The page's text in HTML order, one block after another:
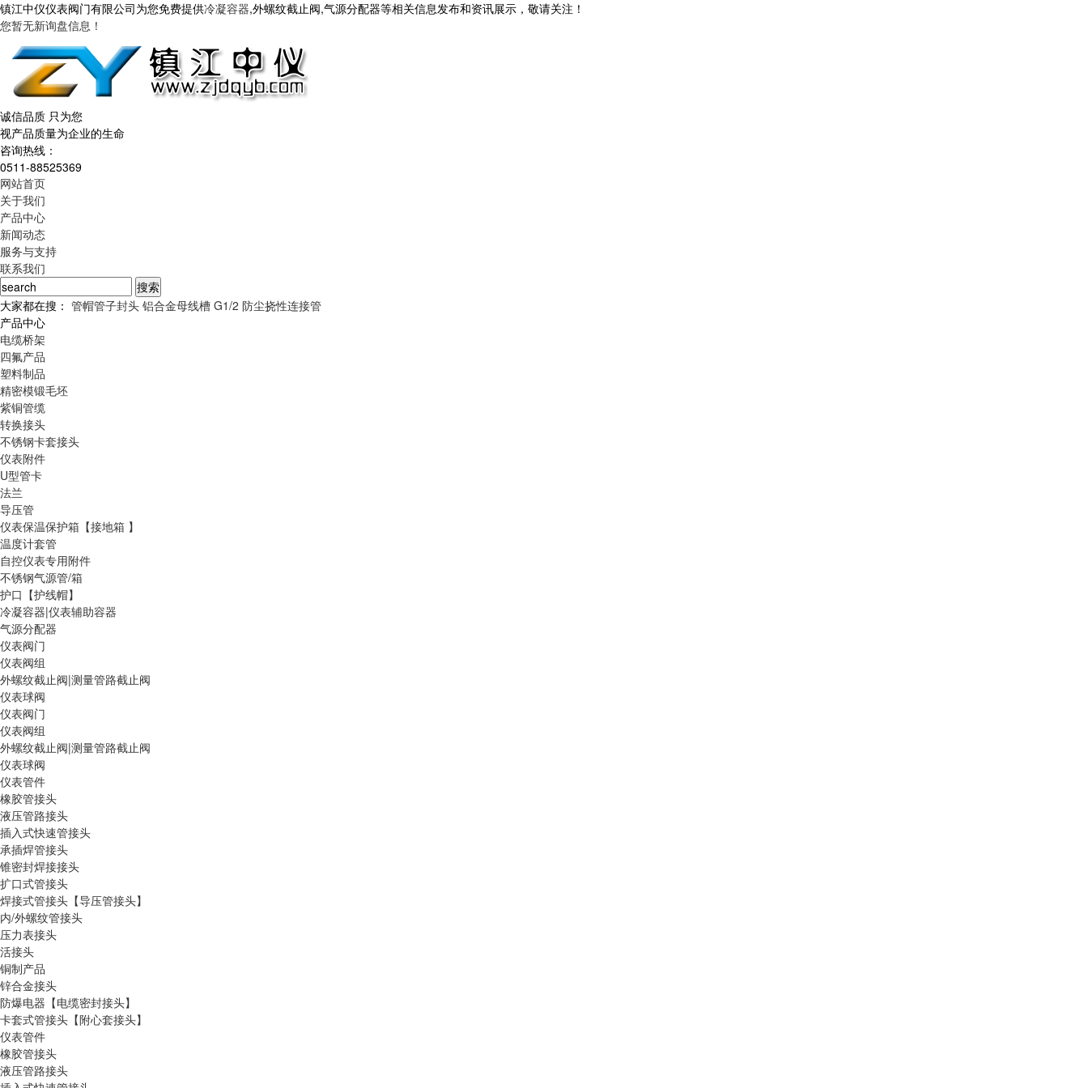
镇江中仪仪表阀门有限公司为您免费提供冷凝容器,外螺纹截止阀,气源分配器等相关信息发布和资讯展示，敬请关注！
您暂无新询盘信息！
诚信品质 只为您
视产品质量为企业的生命
咨询热线：
0511-88525369
网站首页
关于我们
产品中心
新闻动态
服务与支持
联系我们
大家都在搜： 管帽管子封头 铝合金母线槽 G1/2 防尘挠性连接管
产品中心
电缆桥架
四氟产品
塑料制品
精密模锻毛坯
紫铜管缆
转换接头
不锈钢卡套接头
仪表附件
U型管卡
法兰
导压管
仪表保温保护箱【接地箱 】
温度计套管
自控仪表专用附件
不锈钢气源管/箱
护口【护线帽】
冷凝容器|仪表辅助容器
气源分配器
仪表阀门
仪表阀组
外螺纹截止阀|测量管路截止阀
仪表球阀
仪表阀门
仪表阀组
外螺纹截止阀|测量管路截止阀
仪表球阀
仪表管件
橡胶管接头
液压管路接头
插入式快速管接头
承插焊管接头
锥密封焊接接头
扩口式管接头
焊接式管接头【导压管接头】
内/外螺纹管接头
压力表接头
活接头
铜制产品
锌合金接头
防爆电器【电缆密封接头】
卡套式管接头【附心套接头】
仪表管件
橡胶管接头
液压管路接头